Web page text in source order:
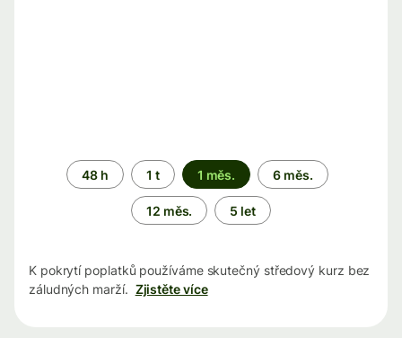
Časové
období
48 h 1 t 1 měs. 6 měs.
12 měs. 5 let
K pokrytí poplatků používáme skutečný středový kurz bez
záludných marží. Zjistěte více